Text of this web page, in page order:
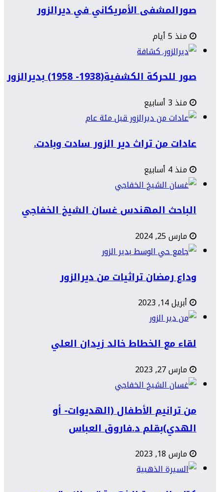
صورالمشفى الأمريكاني في ديرالزور
منذ 5 أيام
صور للحركة الكشفية(1938- 1958) بديرالزور
منذ 3 أسابيع
عادات من تراث دير الزور سادت وبادت.
منذ 4 أسابيع
الباحث المهندس غسان الشيخ الخفاجي
مارس 25, 2024
وداع رمضان تراثيات من ديرالزور
أبريل 14, 2023
لقاء مع الخطاط خالد زيدان العلي
مارس 27, 2023
من ترانيم الأطفال (الهديوات- أو
الهدي)بقلم د.فاروق العباس
مارس 18, 2023